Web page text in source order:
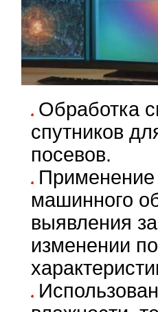
Обработка
спутников
посевов.
Применение
машинного
выявления
изменении